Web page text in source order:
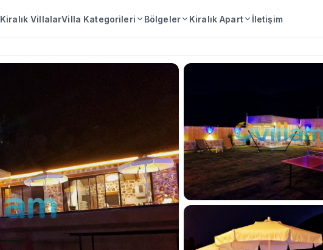
Kiralık VillalarVilla Kategorileri Bölgeler Kiralık Apart İletişim